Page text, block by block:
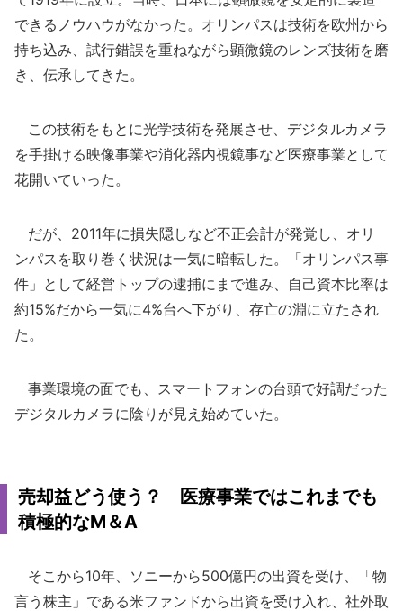
できるノウハウがなかった。オリンパスは技術を欧州から
持ち込み、試行錯誤を重ねながら顕微鏡のレンズ技術を磨
き、伝承してきた。
この技術をもとに光学技術を発展させ、デジタルカメラ
を手掛ける映像事業や消化器内視鏡事など医療事業として
花開いていった。
だが、2011年に損失隠しなど不正会計が発覚し、オリ
ンパスを取り巻く状況は一気に暗転した。「オリンパス事
件」として経営トップの逮捕にまで進み、自己資本比率は
約15%だから一気に4%台へ下がり、存亡の淵に立たされ
た。
事業環境の面でも、スマートフォンの台頭で好調だった
デジタルカメラに陰りが見え始めていた。
売却益どう使う？ 医療事業ではこれまでも
積極的なM＆A
そこから10年、ソニーから500億円の出資を受け、「物
言う株主」である米ファンドから出資を受け入れ、社外取